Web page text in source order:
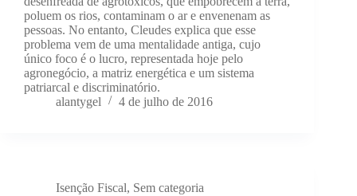
poluem os rios, contaminam o ar e envenenam as
pessoas. No entanto, Cleudes explica que esse
problema vem de uma mentalidade antiga, cujo
único foco é o lucro, representada hoje pelo
agronegócio, a matriz energética e um sistema
patriarcal e discriminatório.
alantygel
4 de julho de 2016
Isenção Fiscal, Sem categoria